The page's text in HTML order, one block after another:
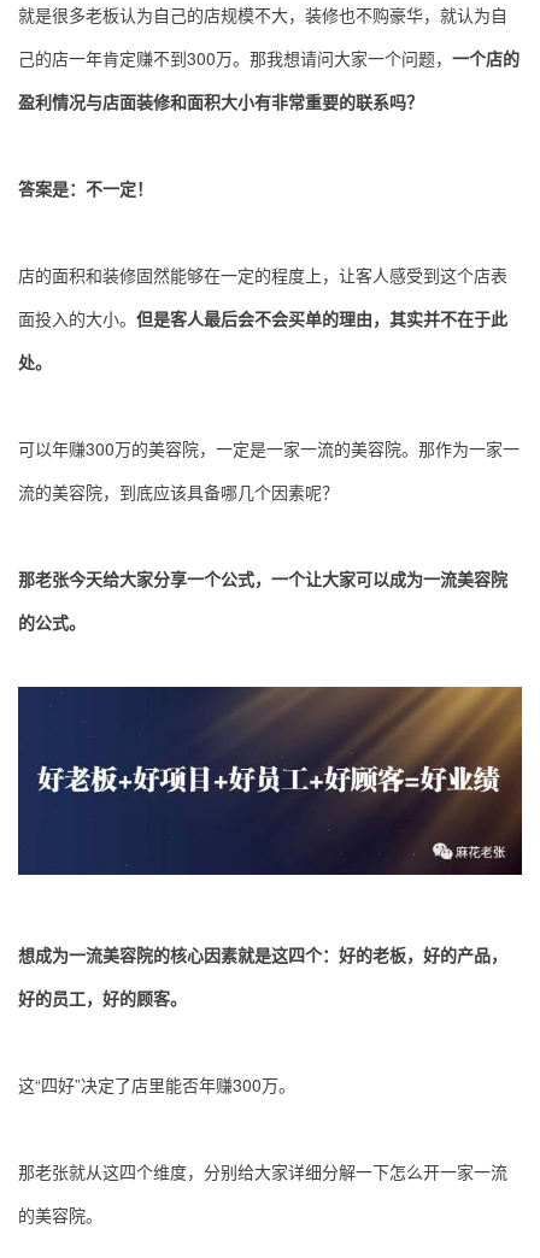
就是很多老板认为自己的店规模不大，装修也不购豪华，就认为自
己的店一年肯定赚不到300万。那我想请问大家一个问题， 一个店的
盈利情况与店面装修和面积大小有非常重要的联系吗？
答案是：不一定！
店的面积和装修固然能够在一定的程度上，让客人感受到这个店表
面投入的大小。 但是客人最后会不会买单的理由，其实并不在于此
处。
可以年赚300万的美容院，一定是一家一流的美容院。那作为一家一
流的美容院，到底应该具备哪几个因素呢？
那老张今天给大家分享一个公式，一个让大家可以成为一流美容院
的公式。
想成为一流美容院的核心因素就是这四个：好的老板，好的产品，
好的员工，好的顾客。
这“四好”决定了店里能否年赚300万。
那老张就从这四个维度，分别给大家详细分解一下怎么开一家一流
的美容院。